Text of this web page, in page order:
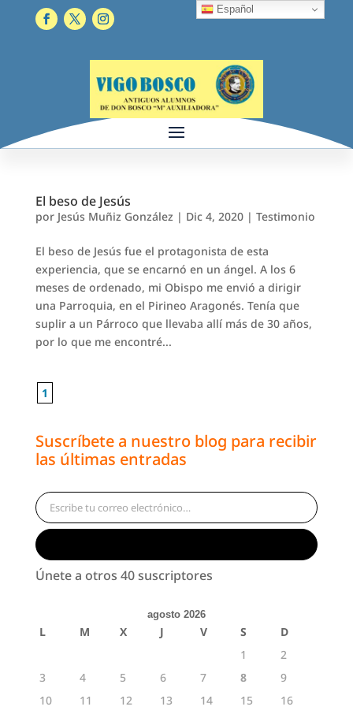
El beso de Jesús
por Jesús Muñiz González | Dic 4, 2020| Testimonio
El beso de Jesús fue el protagonista de esta
experiencia, que se encarnó en un ángel. A los 6
meses de ordenado, mi Obispo me envió a dirigir
una Parroquia, en el Pirineo Aragonés. Tenía que
suplir a un Párroco que llevaba allí más de 30 años,
por lo que me encontré...
1
Suscríbete a nuestro blog para recibir
las últimas entradas
Escribe tu correo electrónico…
Únete a otros 40 suscriptores
agosto 2026
L M X J V S
D
1
2
3
4 5 6 7 8
9
10
11 12 13 14 15
16
Español